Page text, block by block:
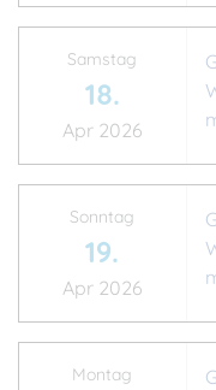
Samstag
18.
Apr 2026
Sonntag
19.
Apr 2026
Montag